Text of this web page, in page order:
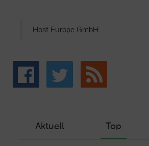
Host Europe GmbH
Aktuell Top